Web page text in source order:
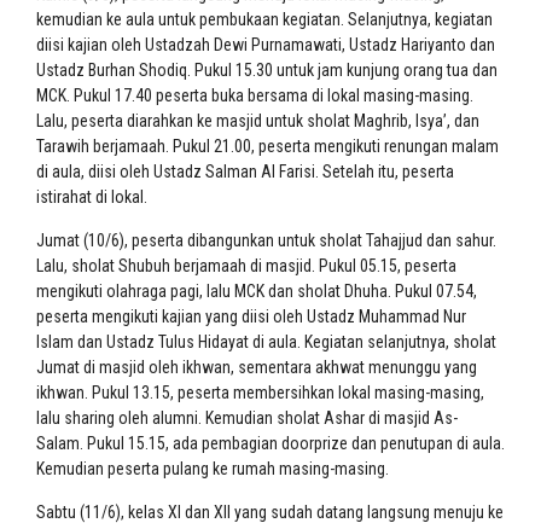
kemudian ke aula untuk pembukaan kegiatan. Selanjutnya, kegiatan
diisi kajian oleh Ustadzah Dewi Purnamawati, Ustadz Hariyanto dan
Ustadz Burhan Shodiq. Pukul 15.30 untuk jam kunjung orang tua dan
MCK. Pukul 17.40 peserta buka bersama di lokal masing-masing.
Lalu, peserta diarahkan ke masjid untuk sholat Maghrib, Isya’, dan
Tarawih berjamaah. Pukul 21.00, peserta mengikuti renungan malam
di aula, diisi oleh Ustadz Salman Al Farisi. Setelah itu, peserta
istirahat di lokal.
Jumat (10/6), peserta dibangunkan untuk sholat Tahajjud dan sahur.
Lalu, sholat Shubuh berjamaah di masjid. Pukul 05.15, peserta
mengikuti olahraga pagi, lalu MCK dan sholat Dhuha. Pukul 07.54,
peserta mengikuti kajian yang diisi oleh Ustadz Muhammad Nur
Islam dan Ustadz Tulus Hidayat di aula. Kegiatan selanjutnya, sholat
Jumat di masjid oleh ikhwan, sementara akhwat menunggu yang
ikhwan. Pukul 13.15, peserta membersihkan lokal masing-masing,
lalu sharing oleh alumni. Kemudian sholat Ashar di masjid As-
Salam. Pukul 15.15, ada pembagian doorprize dan penutupan di aula.
Kemudian peserta pulang ke rumah masing-masing.
Sabtu (11/6), kelas XI dan XII yang sudah datang langsung menuju ke